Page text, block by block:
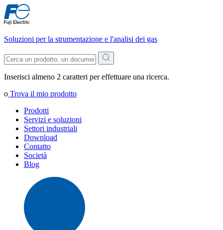
Soluzioni per la strumentazione e l'analisi dei gas
Inserisci almeno 2 caratteri per effettuare una ricerca.
o Trova il mio prodotto
Prodotti
Servizi e soluzioni
Settori industriali
Download
Contatto
Società
Blog